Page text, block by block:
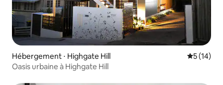
Hébergement ⋅ Highgate Hill
5 (14)
Oasis urbaine à Highgate Hill